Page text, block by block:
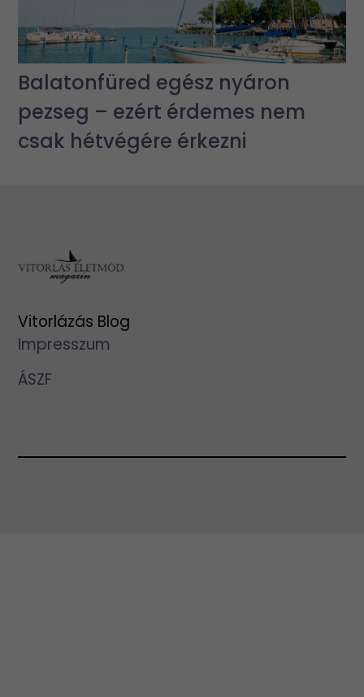
Balatonfüred egész nyáron
pezseg – ezért érdemes nem
csak hétvégére érkezni
Vitorlázás Blog
Impresszum
ÁSZF